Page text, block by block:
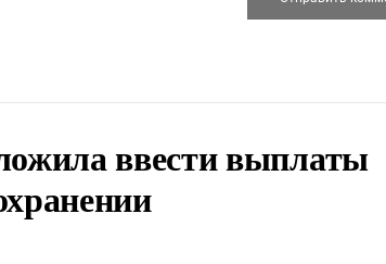
ввести выплаты